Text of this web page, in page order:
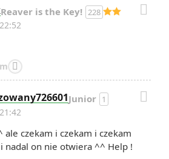
Reaver is the Key! 228 

Junior 1 
ale czekam i czekam i czekam
nadal on nie otwiera ^^ Help !